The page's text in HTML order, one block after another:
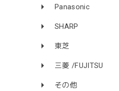
Panasonic
SHARP
東芝
三菱 /FUJITSU
その他